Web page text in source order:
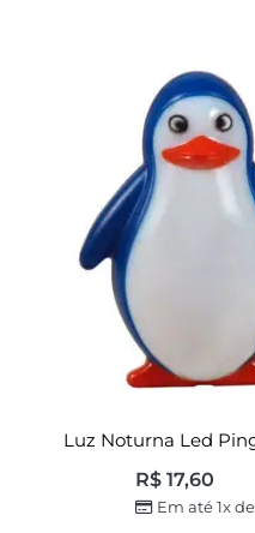
Luz Noturna Led
R$17,60
Em até 1x de